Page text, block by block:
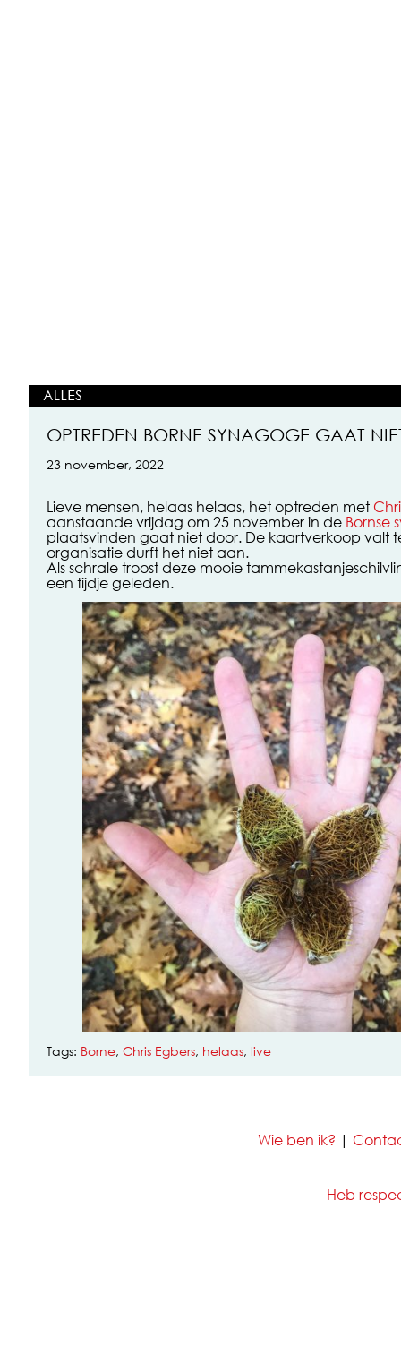
OPTREDEN BORNE SYNAGOGE GAAT
23 november, 2022
Lieve mensen, helaas helaas, het optreden met
aanstaande vrijdag om 25 november in de Bornse
plaatsvinden gaat niet door. De kaartverkoop valt
organisatie durft het niet aan.
Als schrale troost deze mooie
een tijdje geleden.
Tags: Borne, Chris Egbers, helaas, live
Wie ben ik? |
Heb